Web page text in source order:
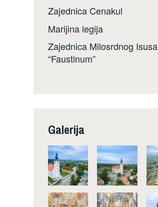
Zajednica Cenakul
Marijina legija
Zajednica Milosrdnog Isusa
“Faustinum”
Galerija